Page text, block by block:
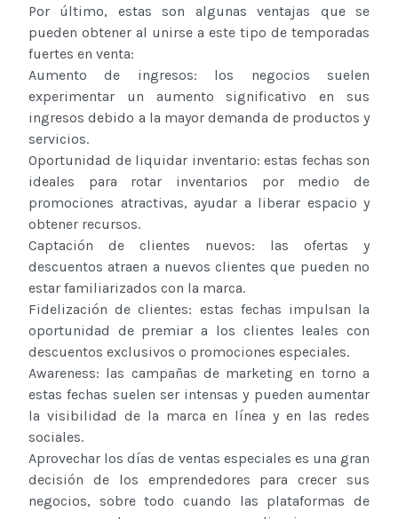
Por último, estas son algunas ventajas que se
pueden obtener al unirse a este tipo de temporadas
fuertes en venta:
Aumento de ingresos: los negocios suelen
experimentar un aumento significativo en sus
ingresos debido a la mayor demanda de productos y
servicios.
Oportunidad de liquidar inventario: estas fechas son
ideales para rotar inventarios por medio de
promociones atractivas, ayudar a liberar espacio y
obtener recursos.
Captación de clientes nuevos: las ofertas y
descuentos atraen a nuevos clientes que pueden no
estar familiarizados con la marca.
Fidelización de clientes: estas fechas impulsan la
oportunidad de premiar a los clientes leales con
descuentos exclusivos o promociones especiales.
Awareness: las campañas de marketing en torno a
estas fechas suelen ser intensas y pueden aumentar
la visibilidad de la marca en línea y en las redes
sociales.
Aprovechar los días de ventas especiales es una gran
decisión de los emprendedores para crecer sus
negocios, sobre todo cuando las plataformas de